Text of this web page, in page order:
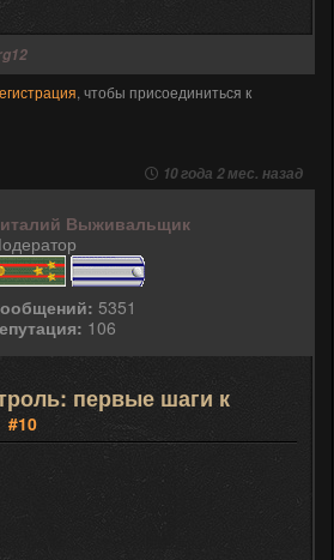
, чтобы присоединиться к
10 года 2 мес. назад
Выживальщик
5351
106
первые шаги к
#10